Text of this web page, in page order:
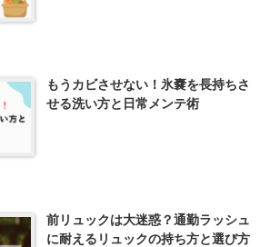
もうカビさせない！氷嚢を長持ちさ
せる洗い方と日常メンテ術
前リュックは大迷惑？通勤ラッシュ
に耐えるリュックの持ち方と選び方